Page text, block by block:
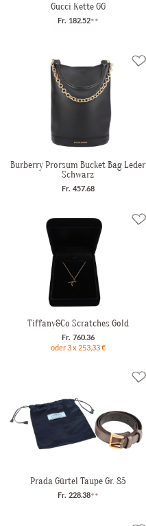
Gucci Kette GG
Fr. 182.52**
Burberry Prorsum Bucket Bag Leder
Schwarz
Fr. 457.68
Tiffany&Co Scratches Gold
oder 3 x 253,33 €
Fr. 760.36
Prada Gürtel Taupe Gr. 85
Fr. 228.38**